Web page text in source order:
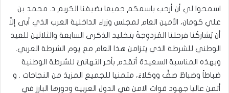
اسمحوا لي أن أرحب باسمكم جميعا بضيفنا الكريم د. محمد بن
علي كومان، الأمين العام لمجلس وزراء الداخلية العرب الذي أبى إلاّ
أن يُشاركَنا فرحتنا المُزدوِجةَ بتخليد الذكرى السابعة والثلاثين للعيد
الوطني للشرطة الذي يتزامن هذا العام مع يوم الشرطة العربي.
وبهذه المناسبة السعيدة أتقدم بأحر التهانئ للشرطة الوطنية
ضباطاً وضباطَ صفٍّ ووكلاءَ، متمنيا للجميع المزيدَ من النجاحات . و
أثمن عاليا جهود قوات الامن في الدول العربية ودورها البارز في